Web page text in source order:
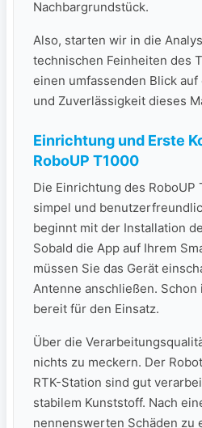
Nachbargrundstück.
Also, starten wir in die
technischen Feinheiten des
einen umfassenden Blick
und Zuverlässigkeit dieses
Einrichtung und Erste‌
RoboUP T1000
Die Einrichtung des
simpel und
⁣beginnt mit der Installation
Sobald ​die App auf ​Ihrem
müssen Sie das Gerät
Antenne anschließen. Schon‌
bereit für den Einsatz.
Über die
nichts zu meckern. Der
RTK-Station sind gut
stabilem Kunststoff. Nach
nennenswerten Schäden zu